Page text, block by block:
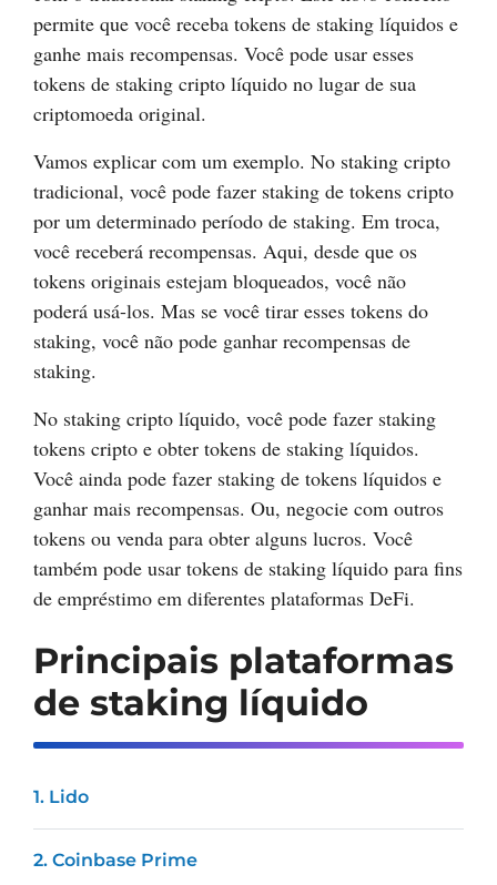
permite que você receba tokens de staking líquidos e
ganhe mais recompensas. Você pode usar esses
tokens de staking cripto líquido no lugar de sua
criptomoeda original.
Vamos explicar com um exemplo. No staking cripto
tradicional, você pode fazer staking de tokens cripto
por um determinado período de staking. Em troca,
você receberá recompensas. Aqui, desde que os
tokens originais estejam bloqueados, você não
poderá usá-los. Mas se você tirar esses tokens do
staking, você não pode ganhar recompensas de
staking.
No staking cripto líquido, você pode fazer staking
tokens cripto e obter tokens de staking líquidos.
Você ainda pode fazer staking de tokens líquidos e
ganhar mais recompensas. Ou, negocie com outros
tokens ou venda para obter alguns lucros. Você
também pode usar tokens de staking líquido para fins
de empréstimo em diferentes plataformas DeFi.
Principais plataformas
de staking líquido
1. Lido
2. Coinbase Prime